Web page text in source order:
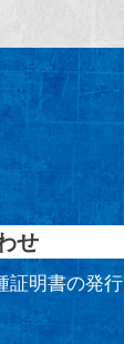
せ
証明書の発行